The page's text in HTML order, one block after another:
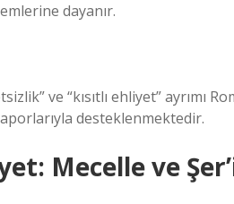
dayanır.
ve “kısıtlı ehliyet” ayrımı
desteklenmektedir.
Mecelle ve